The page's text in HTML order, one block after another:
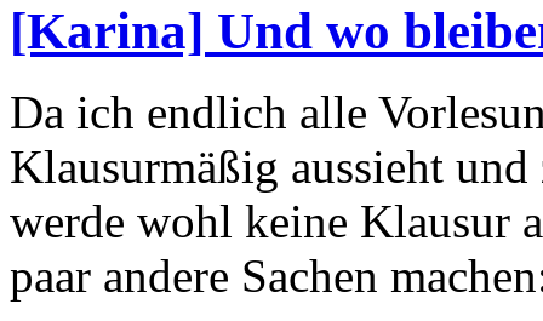
[Karina] Und wo
Da ich endlich alle
Klausurmäßig aussieht
werde wohl keine Klausur
paar andere Sachen